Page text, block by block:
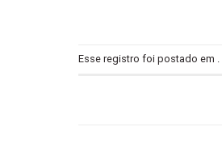
Esse registro foi postado em .